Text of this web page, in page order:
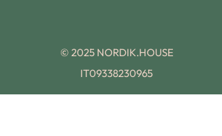
© 2025 NORDIK.HOUSE
IT09338230965